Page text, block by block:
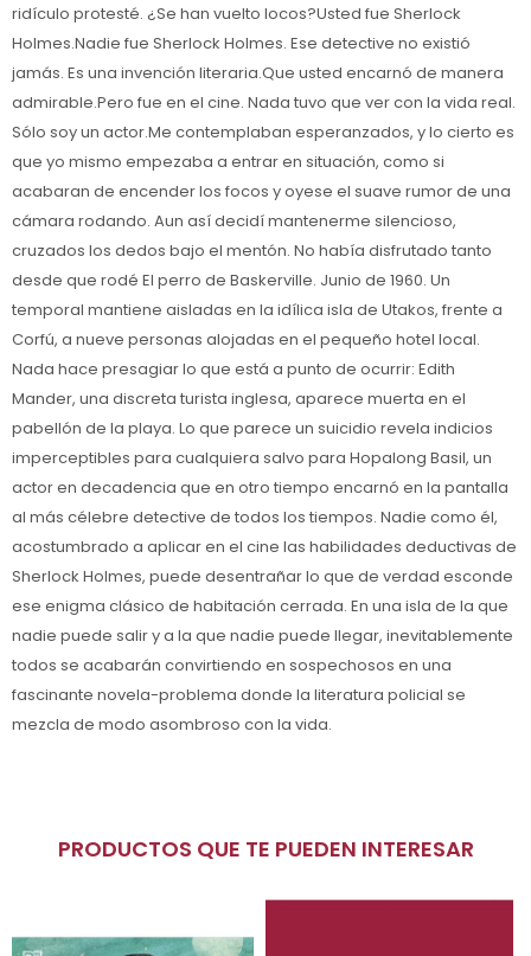
ridículo protesté. ¿Se han vuelto locos?Usted fue Sherlock
Holmes.Nadie fue Sherlock Holmes. Ese detective no existió
jamás. Es una invención literaria.Que usted encarnó de manera
admirable.Pero fue en el cine. Nada tuvo que ver con la vida real.
Sólo soy un actor.Me contemplaban esperanzados, y lo cierto es
que yo mismo empezaba a entrar en situación, como si
acabaran de encender los focos y oyese el suave rumor de una
cámara rodando. Aun así decidí mantenerme silencioso,
cruzados los dedos bajo el mentón. No había disfrutado tanto
desde que rodé El perro de Baskerville. Junio de 1960. Un
temporal mantiene aisladas en la idílica isla de Utakos, frente a
Corfú, a nueve personas alojadas en el pequeño hotel local.
Nada hace presagiar lo que está a punto de ocurrir: Edith
Mander, una discreta turista inglesa, aparece muerta en el
pabellón de la playa. Lo que parece un suicidio revela indicios
imperceptibles para cualquiera salvo para Hopalong Basil, un
actor en decadencia que en otro tiempo encarnó en la pantalla
al más célebre detective de todos los tiempos. Nadie como él,
acostumbrado a aplicar en el cine las habilidades deductivas de
Sherlock Holmes, puede desentrañar lo que de verdad esconde
ese enigma clásico de habitación cerrada. En una isla de la que
nadie puede salir y a la que nadie puede llegar, inevitablemente
todos se acabarán convirtiendo en sospechosos en una
fascinante novela-problema donde la literatura policial se
mezcla de modo asombroso con la vida.
PRODUCTOS QUE TE PUEDEN INTERESAR